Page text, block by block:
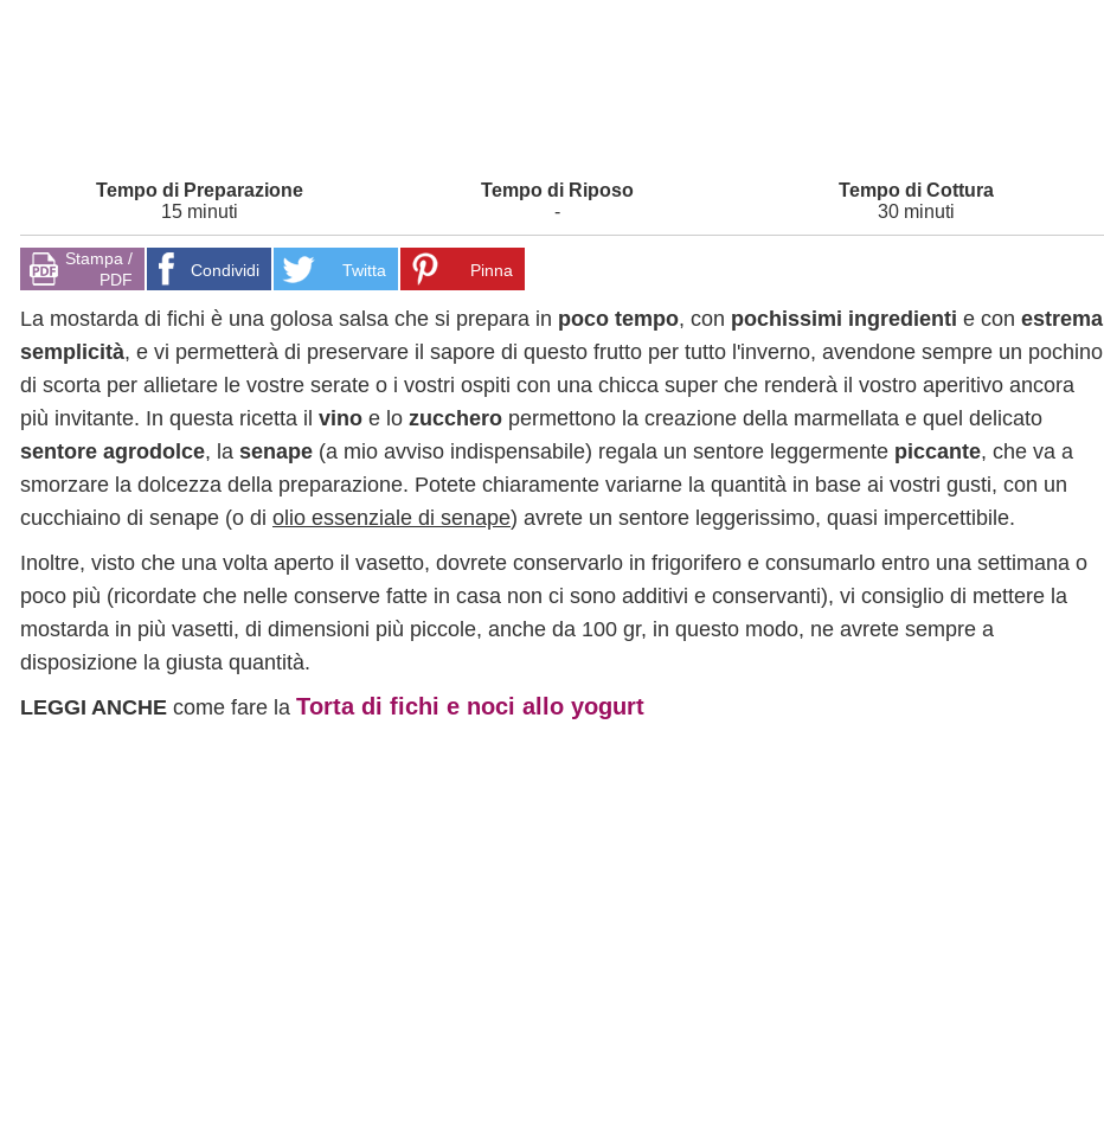
15 minuti - 30 minuti
Stampa /
PDF
Condividi Twitta Pinna
La mostarda di fichi è una golosa salsa che si prepara in poco tempo, con pochissimi ingredienti e con estrema
semplicità, e vi permetterà di preservare il sapore di questo frutto per tutto l'inverno, avendone sempre un pochino
di scorta per allietare le vostre serate o i vostri ospiti con una chicca super che renderà il vostro aperitivo ancora
più invitante. In questa ricetta il vino e lo zucchero permettono la creazione della marmellata e quel delicato
sentore agrodolce, la senape (a mio avviso indispensabile) regala un sentore leggermente piccante, che va a
smorzare la dolcezza della preparazione. Potete chiaramente variarne la quantità in base ai vostri gusti, con un
cucchiaino di senape (o di olio essenziale di senape) avrete un sentore leggerissimo, quasi impercettibile.
Inoltre, visto che una volta aperto il vasetto, dovrete conservarlo in frigorifero e consumarlo entro una settimana o
poco più (ricordate che nelle conserve fatte in casa non ci sono additivi e conservanti), vi consiglio di mettere la
mostarda in più vasetti, di dimensioni più piccole, anche da 100 gr, in questo modo, ne avrete sempre a
disposizione la giusta quantità.
LEGGI ANCHE come fare la Torta di fichi e noci allo yogurt